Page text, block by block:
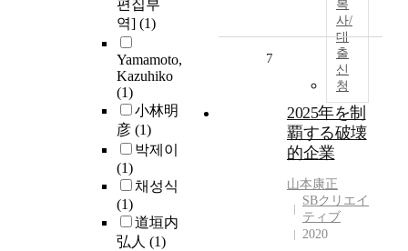
편집부
역] (1)
Yamamoto,
Kazuhiko
(1)
小林明
彦 (1)
박제이
(1)
채성식
(1)
道垣内
弘人 (1)
복
사/
대
출
신
청
7
2025年を制
覇する破壊
的企業
山本康正
SBクリエイ
ティブ
2020